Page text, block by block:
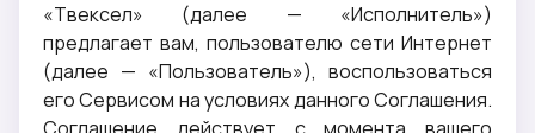
«Твексел» (далее — «Исполнитель»)
предлагает вам, пользователю сети Интернет
(далее — «Пользователь»), воспользоваться
его Сервисом на условиях данного Соглашения.